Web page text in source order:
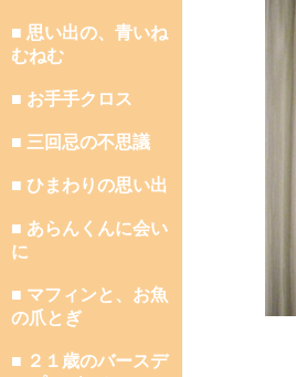
■ 思い出の、青いね
むねむ
■ お手手クロス
■ 三回忌の不思議
■ ひまわりの思い出
■ あらんくんに会い
に
■ マフィンと、お魚
の爪とぎ
■ ２１歳のバースデ